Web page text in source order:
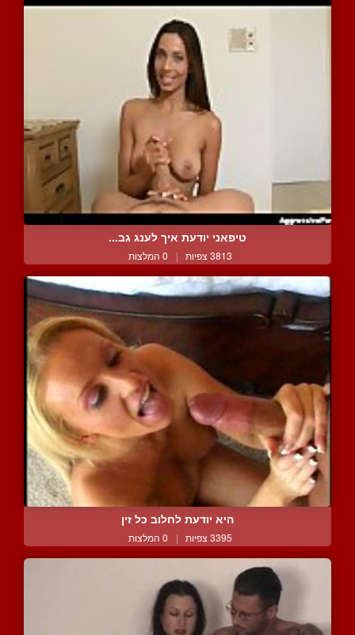
טיפאני יודעת איך לענג גב...
3813 צפיות | 0 המלצות
היא יודעת לחלוב כל זין
3395 צפיות | 0 המלצות